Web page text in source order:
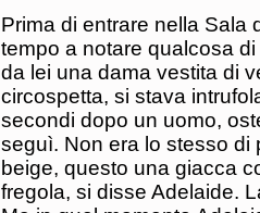
Prima di entrare nella Sala
tempo a notare qualcosa
da lei una dama vestita di
circospetta, si stava
secondi dopo un uomo,
seguì. Non era lo stesso di
beige, questo una giacca
fregola, si disse Adelaide.